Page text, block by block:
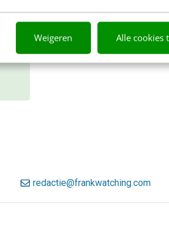
Weigeren Alle cookies
redactie@frankwatching.com